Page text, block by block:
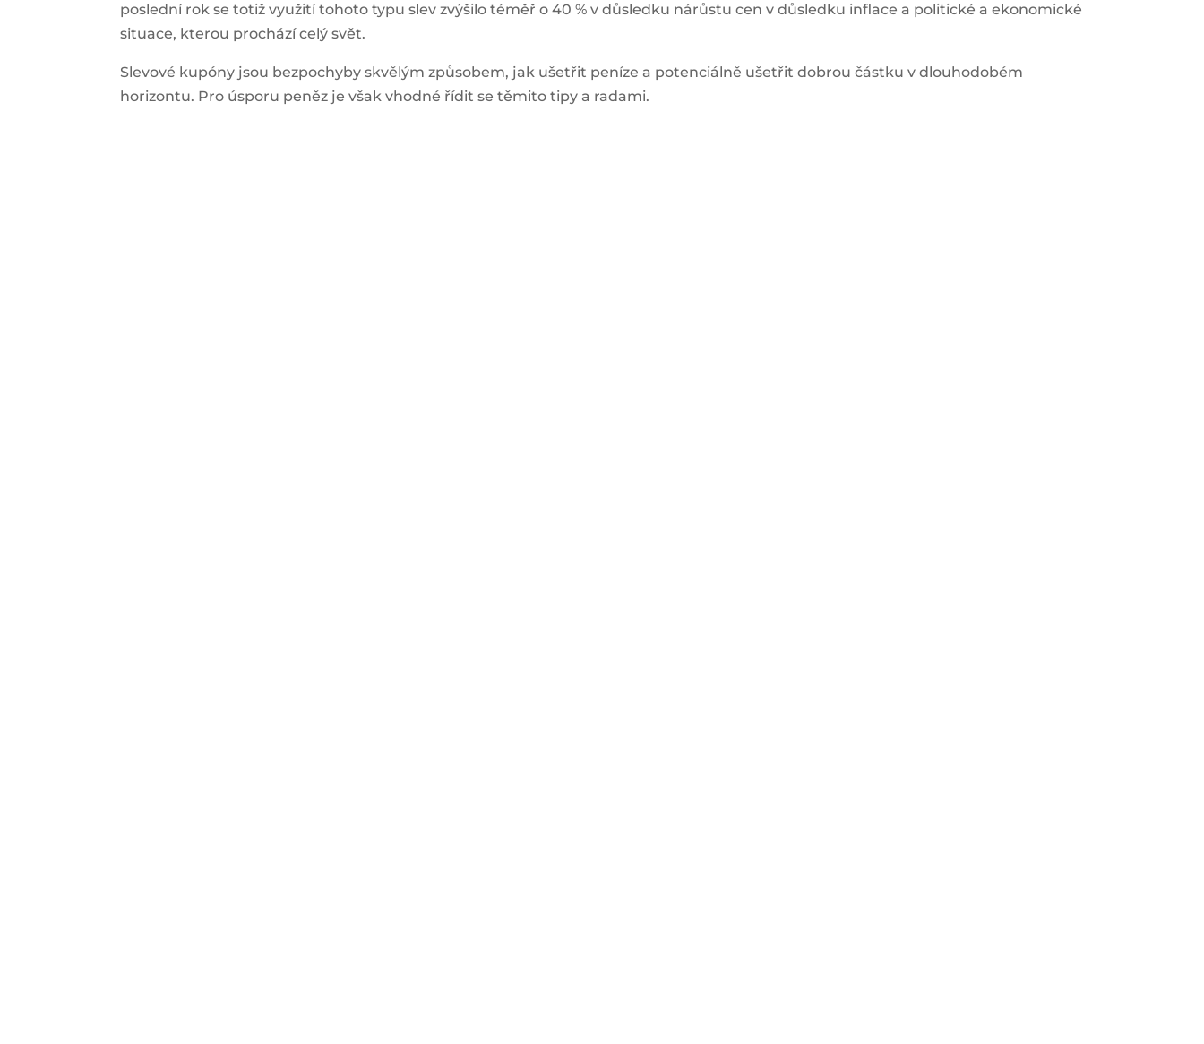
poslední rok se totiž využití tohoto typu slev zvýšilo téměř o 40 % v důsledku nárůstu cen v důsledku inflace a politické a ekonomické
situace, kterou prochází celý svět.
Slevové kupóny jsou bezpochyby skvělým způsobem, jak ušetřit peníze a potenciálně ušetřit dobrou částku v dlouhodobém
horizontu. Pro úsporu peněz je však vhodné řídit se těmito tipy a radami.